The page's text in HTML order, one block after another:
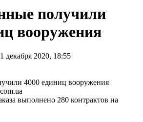
получили
вооружения
декабря 2020, 18:55
выполнено 280 контрактов на